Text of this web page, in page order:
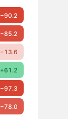
−90.2
−85.2
−13.6
+61.2
−97.3
−78.0